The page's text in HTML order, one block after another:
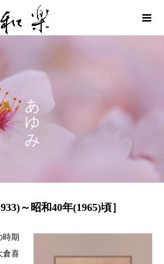
あゆみ
～昭和40年(1965)頃］
時期
倉喜